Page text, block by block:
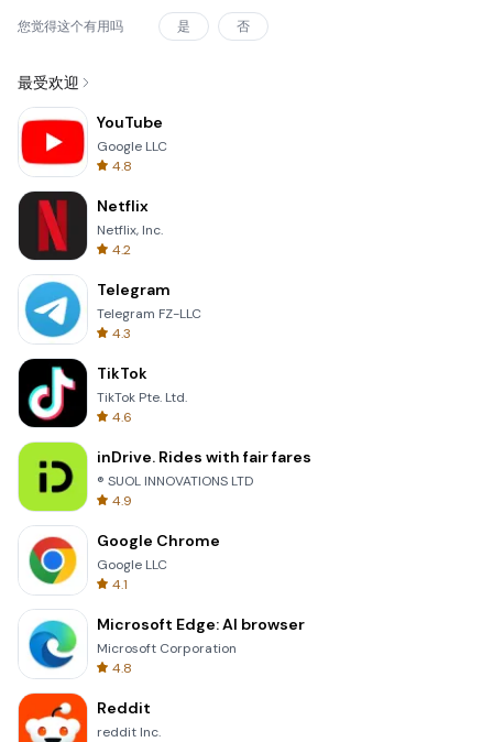
您觉得这个有用吗 是 否
最受欢迎
YouTube
Google LLC
4.8
Netflix
Netflix, Inc.
4.2
Telegram
Telegram FZ-LLC
4.3
TikTok
TikTok Pte. Ltd.
4.6
inDrive. Rides with fair fares
® SUOL INNOVATIONS LTD
4.9
Google Chrome
Google LLC
4.1
Microsoft Edge: AI browser
Microsoft Corporation
4.8
Reddit
reddit Inc.